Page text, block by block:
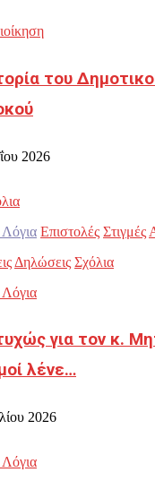
του
2026
Επιστολές Στιγμές
Δηλώσεις Σχόλια
για τον κ.
λένε…
2026